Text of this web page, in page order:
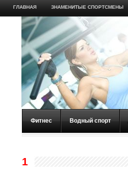
ГЛАВНАЯ ЗНАМЕНИТЫЕ СПОРТСМЕНЫ
Фитнес Водный спорт
1